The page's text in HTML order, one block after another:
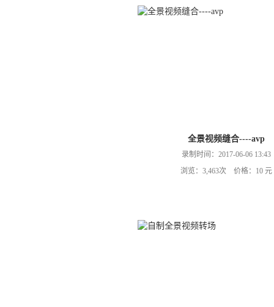
全景视频缝合----avp
录制时间：2017-06-06 13:43
浏览：3,463次 价格：10 元